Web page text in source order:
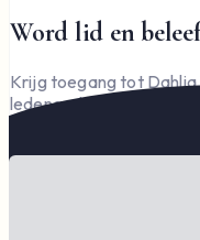
Word lid en
Krijg toegang tot
ledengedeelte — en